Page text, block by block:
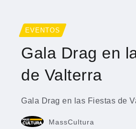
EVENTOS
Gala Drag en
de Valterra
Gala Drag en las Fiestas de
MassCultura